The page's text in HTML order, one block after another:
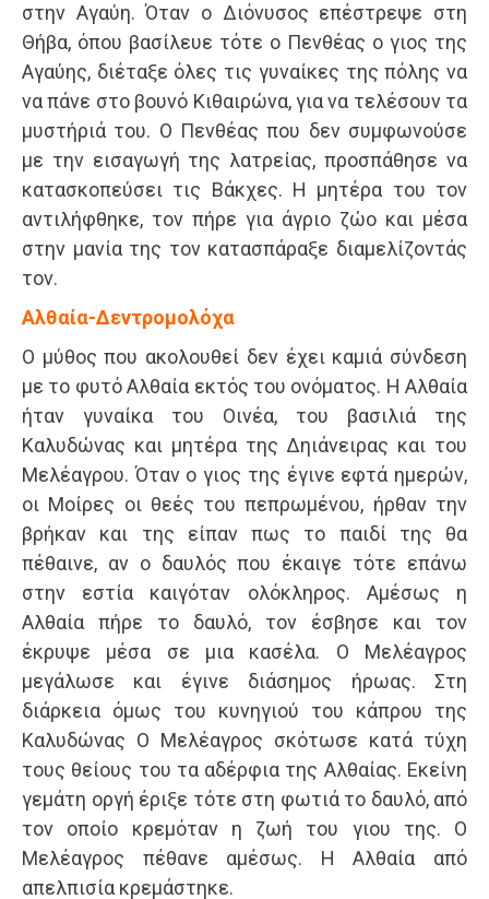
στην Αγαύη. Όταν ο Διόνυσος επέστρεψε στη
Θήβα, όπου βασίλευε τότε ο Πενθέας ο γιος της
Αγαύης, διέταξε όλες τις γυναίκες της πόλης να
να πάνε στο βουνό Κιθαιρώνα, για να τελέσουν τα
μυστήριά του. Ο Πενθέας που δεν συμφωνούσε
με την εισαγωγή της λατρείας, προσπάθησε να
κατασκοπεύσει τις Βάκχες. Η μητέρα του τον
αντιλήφθηκε, τον πήρε για άγριο ζώο και μέσα
στην μανία της τον κατασπάραξε διαμελίζοντάς
τον.
Αλθαία-Δεντρομολόχα
Ο μύθος που ακολουθεί δεν έχει καμιά σύνδεση
με το φυτό Αλθαία εκτός του ονόματος. Η Αλθαία
ήταν γυναίκα του Οινέα, του βασιλιά της
Καλυδώνας και μητέρα της Δηιάνειρας και του
Μελέαγρου. Όταν ο γιος της έγινε εφτά ημερών,
οι Μοίρες οι θεές του πεπρωμένου, ήρθαν την
βρήκαν και της είπαν πως το παιδί της θα
πέθαινε, αν ο δαυλός που έκαιγε τότε επάνω
στην εστία καιγόταν ολόκληρος. Αμέσως η
Αλθαία πήρε το δαυλό, τον έσβησε και τον
έκρυψε μέσα σε μια κασέλα. Ο Μελέαγρος
μεγάλωσε και έγινε διάσημος ήρωας. Στη
διάρκεια όμως του κυνηγιού του κάπρου της
Καλυδώνας Ο Μελέαγρος σκότωσε κατά τύχη
τους θείους του τα αδέρφια της Αλθαίας. Εκείνη
γεμάτη οργή έριξε τότε στη φωτιά το δαυλό, από
τον οποίο κρεμόταν η ζωή του γιου της. Ο
Μελέαγρος πέθανε αμέσως. Η Αλθαία από
απελπισία κρεμάστηκε.